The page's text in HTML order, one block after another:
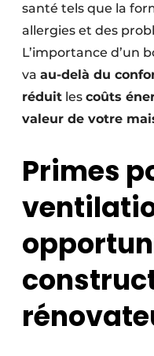
santé tels que la
allergies et des
L’importance d’un
va au-delà du
réduit les coûts
valeur de votre
Primes